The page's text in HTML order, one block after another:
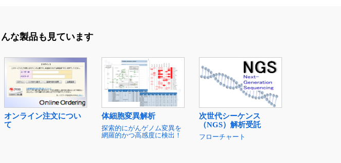
んな製品も見ています
オンライン注文につい
て
体細胞変異解析
探索的にがんゲノム変異を
網羅的かつ高感度に検出！
次世代シーケンス
（NGS）解析受託
フローチャート